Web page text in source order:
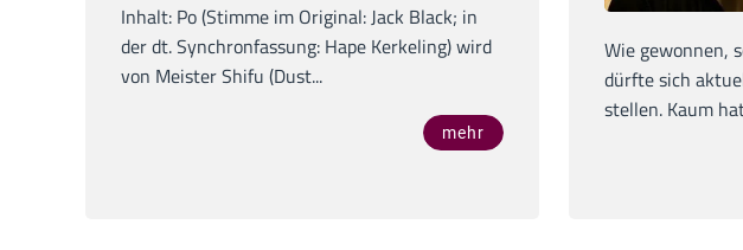
Inhalt: Po (Stimme im Original: Jack Black; in
der dt. Synchronfassung: Hape Kerkeling) wird
von Meister Shifu (Dust...
mehr
Wie gewonnen,
dürfte sich
stellen. Kaum